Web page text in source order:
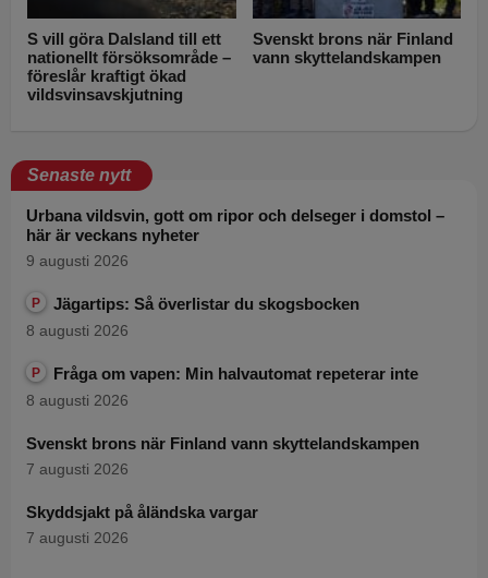
S vill göra Dalsland till ett
nationellt försöksområde –
föreslår kraftigt ökad
vildsvinsavskjutning
Svenskt brons när Finland
vann skyttelandskampen
Senaste nytt
Urbana vildsvin, gott om ripor och delseger i domstol –
här är veckans nyheter
9 augusti 2026
P Jägartips: Så överlistar du skogsbocken
8 augusti 2026
P Fråga om vapen: Min halvautomat repeterar inte
8 augusti 2026
Svenskt brons när Finland vann skyttelandskampen
7 augusti 2026
Skyddsjakt på åländska vargar
7 augusti 2026